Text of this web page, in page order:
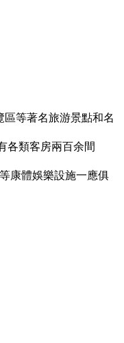
等著名旅游景點和名
各類客房兩百余間
康體娛樂設施一應俱